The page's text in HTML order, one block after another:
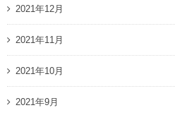
2021年12月
2021年11月
2021年10月
2021年9月